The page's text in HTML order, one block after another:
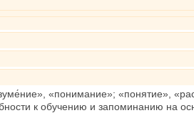
«понимание»; «понятие»,
к обучению и запоминанию на